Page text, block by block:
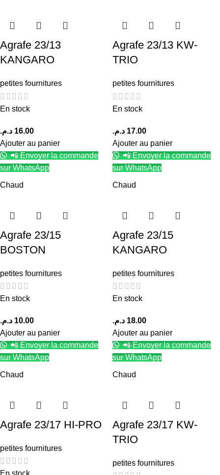
Agrafe 23/13
KANGARO
petites fournitures
En stock
16.00 د.م.
Ajouter au panier
📲 Envoyer la commande
sur WhatsApp
Agrafe 23/13 KW-
TRIO
petites fournitures
En stock
17.00 د.م.
Ajouter au panier
📲 Envoyer la commande
sur WhatsApp
Chaud
Agrafe 23/15
BOSTON
petites fournitures
En stock
10.00 د.م.
Ajouter au panier
📲 Envoyer la commande
sur WhatsApp
Chaud
Agrafe 23/15
KANGARO
petites fournitures
En stock
18.00 د.م.
Ajouter au panier
📲 Envoyer la commande
sur WhatsApp
Chaud
Agrafe 23/17 HI-PRO
petites fournitures
En stock
Chaud
Agrafe 23/17 KW-
TRIO
petites fournitures